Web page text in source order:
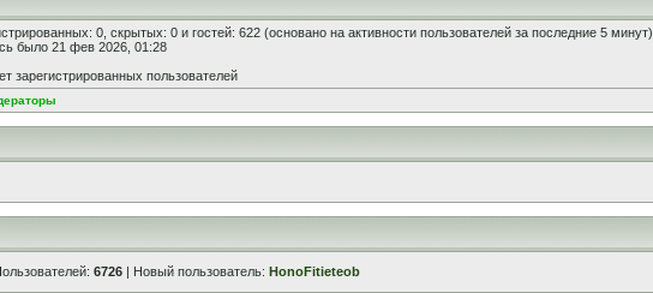
0, скрытых: 0 и гостей: 622 (основано на активности пользователей за последние 5 минут)
было 21 фев 2026, 01:28
зарегистрированных пользователей
6726 | Новый пользователь: HonoFitieteob